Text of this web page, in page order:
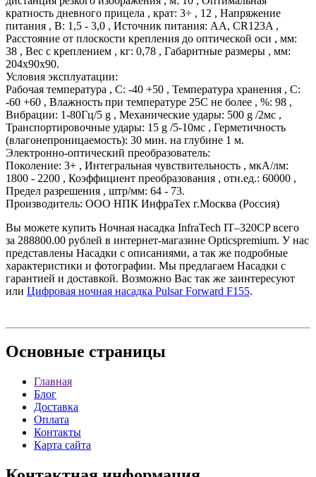
кратность дневного прицела , крат: 3÷ , 12 , Напряжение
питания , В: 1,5 - 3,0 , Источник питания: AA, CR123A ,
Расстояние от плоскости крепления до оптической оси , мм:
38 , Вес с креплением , кг: 0,78 , Габаритные размеры , мм:
204x90x90.
Условия эксплуатации:
Рабочая температура , С: -40 +50 , Температура хранения , С:
-60 +60 , Влажность при температуре 25С не более , %: 98 ,
Вибрации: 1-80Гц/5 g , Механические удары: 500 g /2мс ,
Транспортировочные удары: 15 g /5-10мс , Герметичность
(влагонепроницаемость): 30 мин. на глубине 1 м.
Электронно-оптический преобразователь:
Поколение: 3+ , Интегральная чувствительность , мкА/лм:
1800 - 2200 , Коэффициент преобразования , отн.ед.: 60000 ,
Предел разрешения , штр/мм: 64 - 73.
Производитель: ООО НПК ИнфраТех г.Москва (Россия)
Вы можете купить Ночная насадка InfraTech IT–320CP всего
за 288800.00 рублей в интернет-магазине Opticspremium. У нас
представлены Насадки с описаниями, а так же подробные
характеристики и фотографии. Мы предлагаем Насадки с
гарантией и доставкой. Возможно Вас так же заинтересуют
или Цифровая ночная насадка Pulsar Forward F155.
Основные страницы
Главная
Блог
Доставка
Оплата
Контакты
Карта сайта